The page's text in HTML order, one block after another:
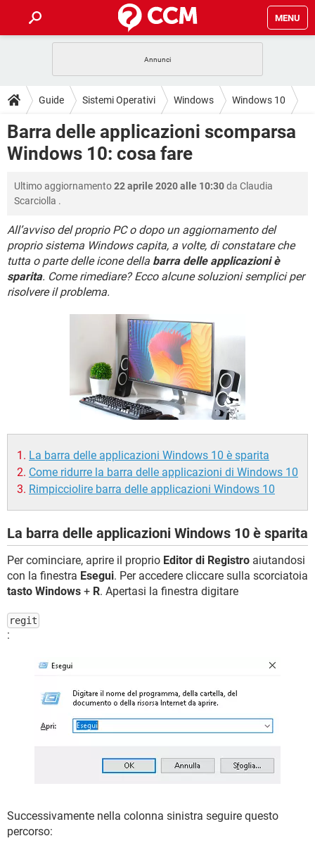
MENU
INTRATTENIMENTO ANDROID
iOS WINDOWS 10
INSTAGRAM WHATSAPP
HARDWARE
GUIDE
COVID-19
INTRATTENIMENTO ANDROID
INSTAGRAM WHATSAPP
HARDWARE
DOWNLOAD
COVID-19 GAMING
iOS
INSTAGRAM WHATSAPP
TIKTOK FACEBOOK
HARDWARE
FORUM
COVID-19 GAMING
iOS WINDOWS 10
INSTAGRAM WHATSAPP
TIKTOK FACEBOOK
GLOSSARIO
COVID-19
INTRATTENIMENTO ANDROID
iOS WINDOWS 10
INSTAGRAM
FACEBOOK
Guide Sistemi Operativi Windows Windows 10
Barra delle applicazioni scomparsa
Windows 10: cosa fare
Ultimo aggiornamento22 aprile 2020 alle 10:30da Claudia
Scarciolla .
All’avviso del proprio PC o dopo un aggiornamento del
proprio sistema Windows capita, a volte, di constatare che
tutta o parte delle icone della barra delle applicazioni è
sparita. Come rimediare? Ecco alcune soluzioni semplici per
risolvere il problema.
La barra delle applicazioni Windows 10 è sparita
Come ridurre la barra delle applicazioni di Windows 10
Rimpicciolire barra delle applicazioni Windows 10
La barra delle applicazioni Windows 10 è sparita
Per cominciare, aprire il proprio Editor di Registro aiutandosi
con la finestra Esegui. Per accedere cliccare sulla scorciatoia
tasto Windows + R. Apertasi la finestra digitare
regit
:
Successivamente nella colonna sinistra seguire questo
percorso: